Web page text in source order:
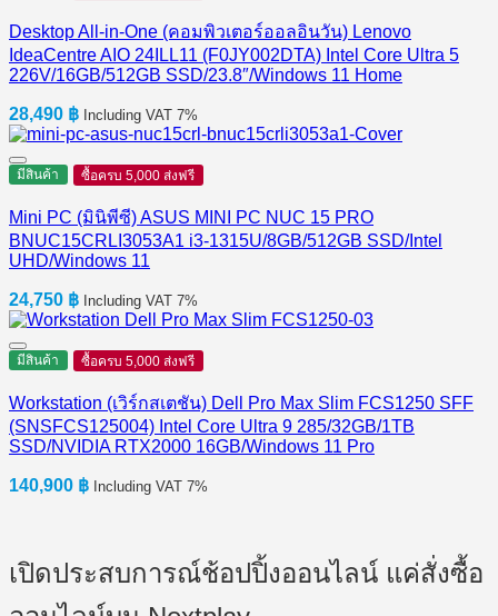
Desktop All-in-One (คอมพิวเตอร์ออลอินวัน) Lenovo
IdeaCentre AIO 24ILL11 (F0JY002DTA) Intel Core Ultra 5
226V/16GB/512GB SSD/23.8″/Windows 11 Home
28,490 ฿ Including VAT 7%
มีสินค้า ซื้อครบ 5,000 ส่งฟรี
Mini PC (มินิพีซี) ASUS MINI PC NUC 15 PRO
BNUC15CRLI3053A1 i3-1315U/8GB/512GB SSD/Intel
UHD/Windows 11
24,750 ฿ Including VAT 7%
มีสินค้า ซื้อครบ 5,000 ส่งฟรี
Workstation (เวิร์กสเตชัน) Dell Pro Max Slim FCS1250 SFF
(SNSFCS125004) Intel Core Ultra 9 285/32GB/1TB
SSD/NVIDIA RTX2000 16GB/Windows 11 Pro
140,900 ฿ Including VAT 7%
เปิดประสบการณ์ช้อปปิ้งออนไลน์ แค่สั่งซื้อ